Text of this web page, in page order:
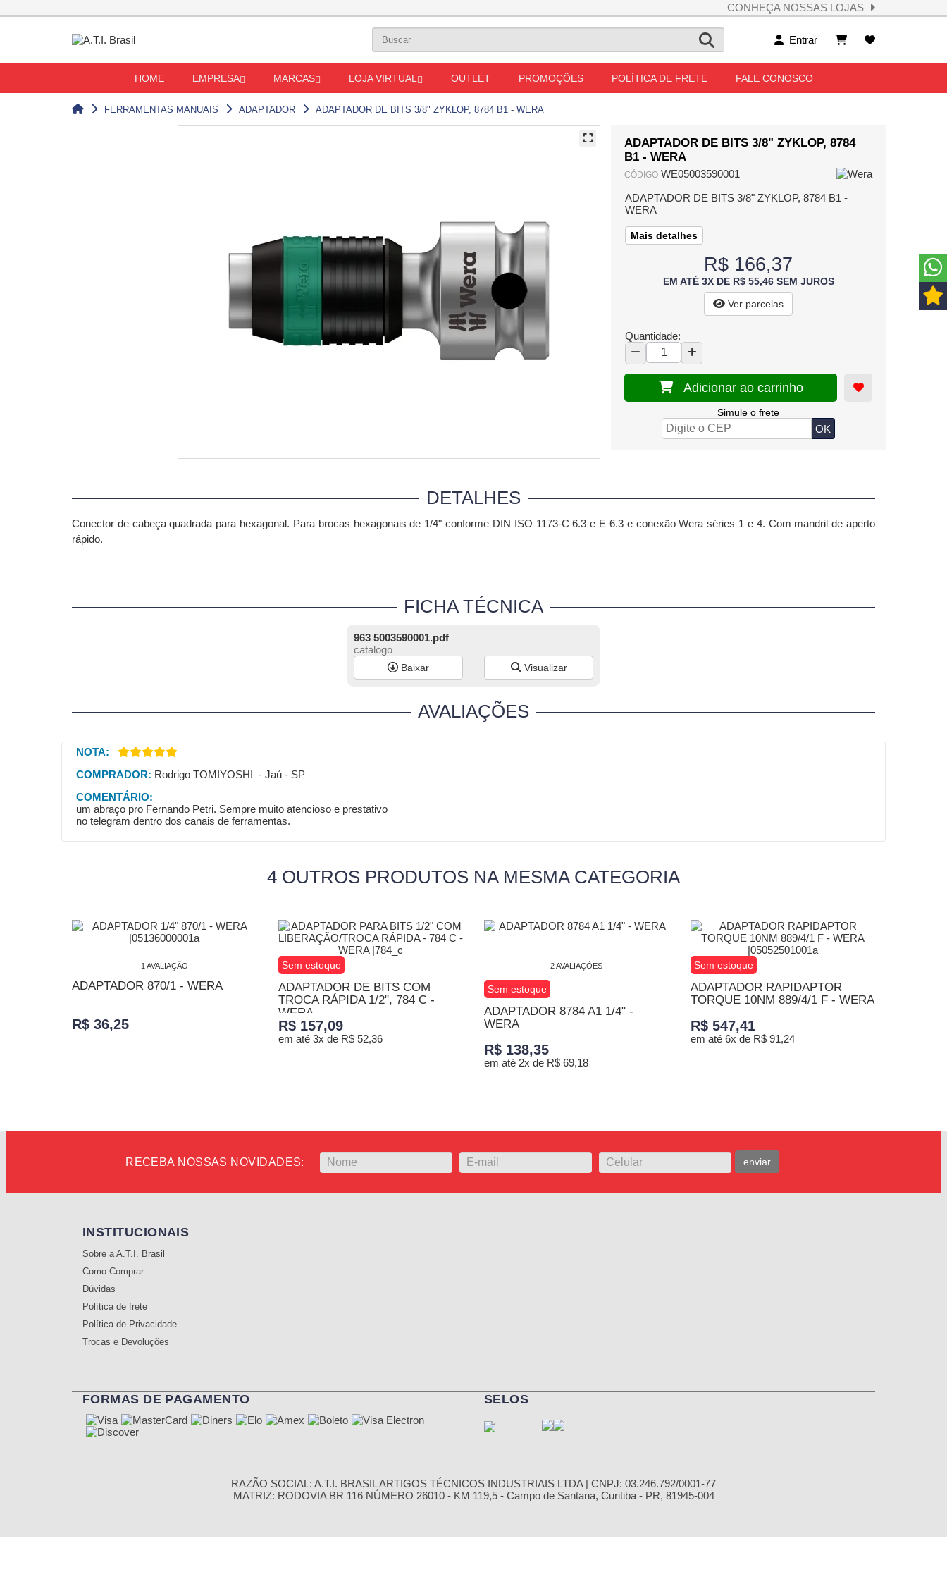
CONHEÇA NOSSAS LOJAS
Entrar
HOME EMPRESA MARCAS LOJA VIRTUAL OUTLET PROMOÇÕES POLÍTICA DE FRETE FALE CONOSCO
FERRAMENTAS MANUAIS ADAPTADOR ADAPTADOR DE BITS 3/8" ZYKLOP, 8784 B1 - WERA
ADAPTADOR DE BITS 3/8" ZYKLOP, 8784
B1 - WERA
CÓDIGO WE05003590001
ADAPTADOR DE BITS 3/8" ZYKLOP, 8784 B1 -
WERA
Mais detalhes
R$ 166,37
EM ATÉ 3X DE R$ 55,46 SEM JUROS
Ver parcelas
Quantidade:
Adicionar ao carrinho
Simule o frete
DETALHES
Conector de cabeça quadrada para hexagonal. Para brocas hexagonais de 1/4" conforme DIN ISO 1173-C 6.3 e E 6.3 e conexão Wera séries 1 e 4. Com mandril de aperto
rápido.
FICHA TÉCNICA
963 5003590001.pdf
catalogo
Baixar Visualizar
AVALIAÇÕES
NOTA:
COMPRADOR: Rodrigo TOMIYOSHI - Jaú - SP
COMENTÁRIO:
um abraço pro Fernando Petri. Sempre muito atencioso e prestativo
no telegram dentro dos canais de ferramentas.
4 OUTROS PRODUTOS NA MESMA CATEGORIA
1 AVALIAÇÃO
ADAPTADOR 870/1 - WERA
R$ 36,25
Sem estoque
ADAPTADOR DE BITS COM
TROCA RÁPIDA 1/2", 784 C -
WERA
R$ 157,09
em até 3x de R$ 52,36
2 AVALIAÇÕES
Sem estoque
ADAPTADOR 8784 A1 1/4" -
WERA
R$ 138,35
em até 2x de R$ 69,18
Sem estoque
ADAPTADOR RAPIDAPTOR
TORQUE 10NM 889/4/1 F - WERA
R$ 547,41
em até 6x de R$ 91,24
RECEBA NOSSAS NOVIDADES: enviar
INSTITUCIONAIS
Sobre a A.T.I. Brasil
Como Comprar
Dúvidas
Política de frete
Política de Privacidade
Trocas e Devoluções
FORMAS DE PAGAMENTO SELOS
RAZÃO SOCIAL: A.T.I. BRASIL ARTIGOS TÉCNICOS INDUSTRIAIS LTDA | CNPJ: 03.246.792/0001-77
MATRIZ: RODOVIA BR 116 NÚMERO 26010 - KM 119,5 - Campo de Santana, Curitiba - PR, 81945-004